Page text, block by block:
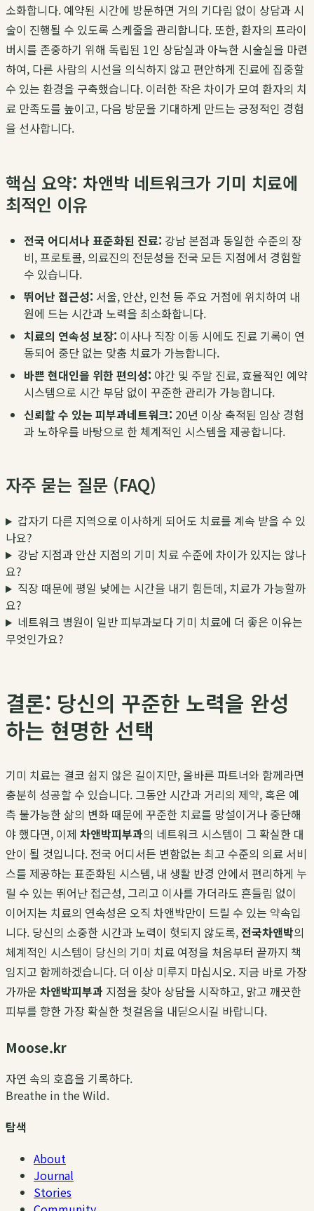
소화합니다. 예약된 시간에 방문하면 거의 기다림 없이 상담과 시
술이 진행될 수 있도록 스케줄을 관리합니다. 또한, 환자의 프라이
버시를 존중하기 위해 독립된 1인 상담실과 아늑한 시술실을 마련
하여, 다른 사람의 시선을 의식하지 않고 편안하게 진료에 집중할
수 있는 환경을 구축했습니다. 이러한 작은 차이가 모여 환자의 치
료 만족도를 높이고, 다음 방문을 기대하게 만드는 긍정적인 경험
을 선사합니다.
핵심 요약: 차앤박 네트워크가 기미 치료에
최적인 이유
전국 어디서나 표준화된 진료: 강남 본점과 동일한 수준의 장
비, 프로토콜, 의료진의 전문성을 전국 모든 지점에서 경험할
수 있습니다.
뛰어난 접근성: 서울, 안산, 인천 등 주요 거점에 위치하여 내
원에 드는 시간과 노력을 최소화합니다.
치료의 연속성 보장: 이사나 직장 이동 시에도 진료 기록이 연
동되어 중단 없는 맞춤 치료가 가능합니다.
바쁜 현대인을 위한 편의성: 야간 및 주말 진료, 효율적인 예약
시스템으로 시간 부담 없이 꾸준한 관리가 가능합니다.
신뢰할 수 있는 피부과네트워크: 20년 이상 축적된 임상 경험
과 노하우를 바탕으로 한 체계적인 시스템을 제공합니다.
자주 묻는 질문 (FAQ)
갑자기 다른 지역으로 이사하게 되어도 치료를 계속 받을 수 있
나요?
강남 지점과 안산 지점의 기미 치료 수준에 차이가 있지는 않나
요?
직장 때문에 평일 낮에는 시간을 내기 힘든데, 치료가 가능할까
요?
네트워크 병원이 일반 피부과보다 기미 치료에 더 좋은 이유는
무엇인가요?
결론: 당신의 꾸준한 노력을 완성
하는 현명한 선택
기미 치료는 결코 쉽지 않은 길이지만, 올바른 파트너와 함께라면
충분히 성공할 수 있습니다. 그동안 시간과 거리의 제약, 혹은 예
측 불가능한 삶의 변화 때문에 꾸준한 치료를 망설이거나 중단해
야 했다면, 이제 차앤박피부과의 네트워크 시스템이 그 확실한 대
안이 될 것입니다. 전국 어디서든 변함없는 최고 수준의 의료 서비
스를 제공하는 표준화된 시스템, 내 생활 반경 안에서 편리하게 누
릴 수 있는 뛰어난 접근성, 그리고 이사를 가더라도 흔들림 없이
이어지는 치료의 연속성은 오직 차앤박만이 드릴 수 있는 약속입
니다. 당신의 소중한 시간과 노력이 헛되지 않도록,전국차앤박의
체계적인 시스템이 당신의 기미 치료 여정을 처음부터 끝까지 책
임지고 함께하겠습니다. 더 이상 미루지 마십시오. 지금 바로 가장
가까운 차앤박피부과 지점을 찾아 상담을 시작하고, 맑고 깨끗한
피부를 향한 가장 확실한 첫걸음을 내딛으시길 바랍니다.
Moose.kr
자연 속의 호흡을 기록하다.
Breathe in the Wild.
탐색
About
Journal
Stories